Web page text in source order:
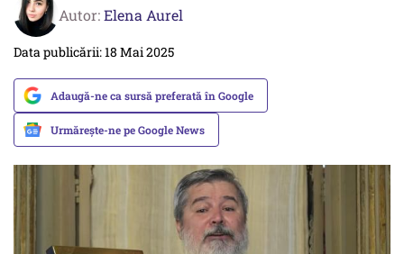
Autor:Elena Aurel
Data publicării: 18 Mai 2025
Adaugă-ne ca sursă preferată în Google
Urmărește-ne pe Google News